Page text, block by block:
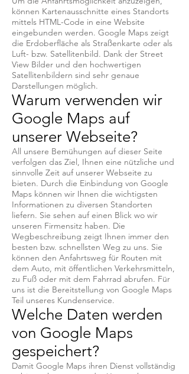
können Kartenausschnitte eines Standorts
mittels HTML-Code in eine Website
eingebunden werden. Google Maps zeigt
die Erdoberfläche als Straßenkarte oder als
Luft- bzw. Satellitenbild. Dank der Street
View Bilder und den hochwertigen
Satellitenbildern sind sehr genaue
Darstellungen möglich.
Warum verwenden wir
Google Maps auf
unserer Webseite?
All unsere Bemühungen auf dieser Seite
verfolgen das Ziel, Ihnen eine nützliche und
sinnvolle Zeit auf unserer Webseite zu
bieten. Durch die Einbindung von Google
Maps können wir Ihnen die wichtigsten
Informationen zu diversen Standorten
liefern. Sie sehen auf einen Blick wo wir
unseren Firmensitz haben. Die
Wegbeschreibung zeigt Ihnen immer den
besten bzw. schnellsten Weg zu uns. Sie
können den Anfahrtsweg für Routen mit
dem Auto, mit öffentlichen Verkehrsmitteln,
zu Fuß oder mit dem Fahrrad abrufen. Für
uns ist die Bereitstellung von Google Maps
Teil unseres Kundenservice.
Welche Daten werden
von Google Maps
gespeichert?
Damit Google Maps ihren Dienst vollständig